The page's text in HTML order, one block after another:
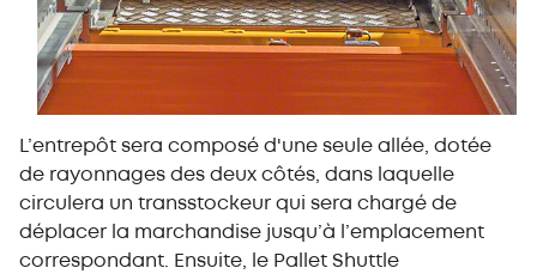
L’entrepôt sera composé d'une seule allée, dotée
de rayonnages des deux côtés, dans laquelle
circulera un transstockeur qui sera chargé de
déplacer la marchandise jusqu’à l’emplacement
correspondant. Ensuite, le Pallet Shuttle